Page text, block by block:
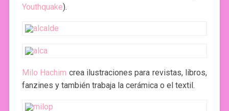
Youthquake).
Milo Hachim crea ilustraciones para revistas, libros,
fanzines y también trabaja la cerámica o el textil.